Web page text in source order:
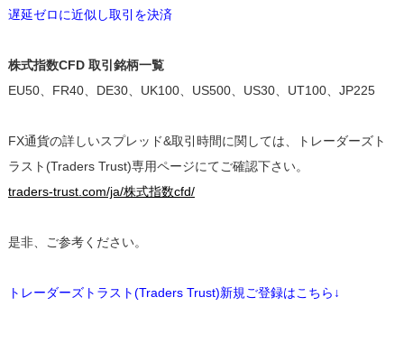
遅延ゼロに近似し取引を決済
株式指数CFD 取引銘柄一覧
EU50、FR40、DE30、UK100、US500、US30、UT100、JP225
FX通貨の詳しいスプレッド&取引時間に関しては、トレーダーズト
ラスト(Traders Trust)専用ページにてご確認下さい。
traders-trust.com/ja/株式指数cfd/
是非、ご参考ください。
トレーダーズトラスト(Traders Trust)新規ご登録はこちら↓